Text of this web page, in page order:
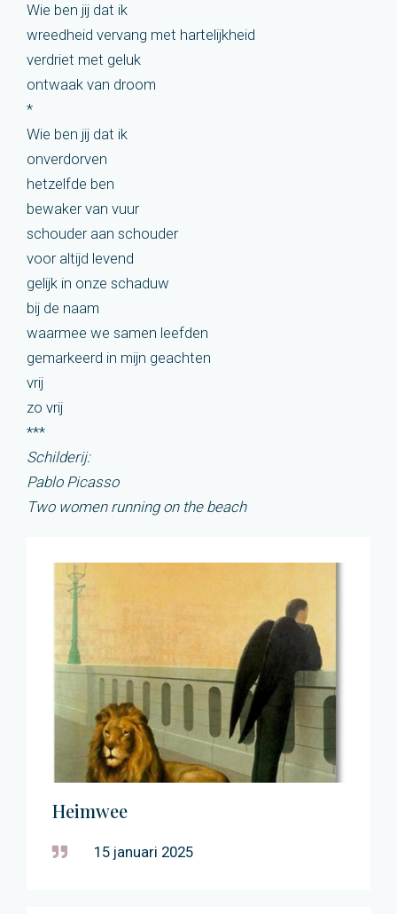
Wie ben jij dat ik
wreedheid vervang met hartelijkheid
verdriet met geluk
ontwaak van droom
*
Wie ben jij dat ik
onverdorven
hetzelfde ben
bewaker van vuur
schouder aan schouder
voor altijd levend
gelijk in onze schaduw
bij de naam
waarmee we samen leefden
gemarkeerd in mijn geachten
vrij
zo vrij
***
Schilderij:
Pablo Picasso
Two women running on the beach
Heimwee
15 januari 2025